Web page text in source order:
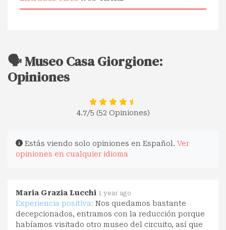
🗣️ Museo Casa Giorgione:
Opiniones
4.7/5 (52 Opiniones)
Estás viendo solo opiniones en Español. Ver
opiniones en cualquier idioma
Maria Grazia Lucchi 1 year ago
Experiencia positiva: Nos quedamos bastante
decepcionados, entramos con la reducción porque
habíamos visitado otro museo del circuito, así que